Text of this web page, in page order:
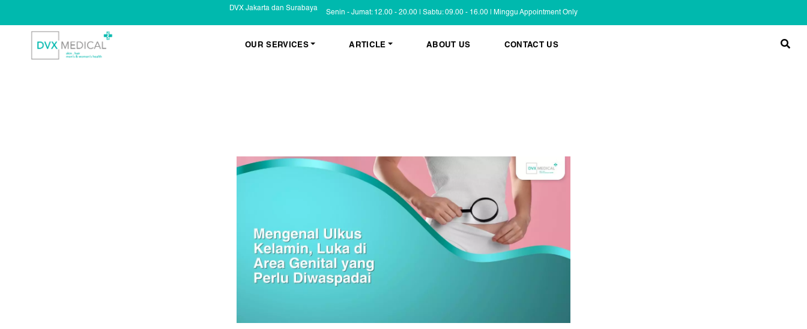
DVX Jakarta dan Surabaya
Senin - Jumat: 12.00 - 20.00 | Sabtu: 09.00 - 16.00 | Minggu Appointment Only
OUR SERVICES
Eczema
Masalah Kulit Lain
Infeksi
Keluhan Kulit
Non Infeksi
ARTICLE
Informasi Umum
Tips dan Trik
Cerita Pasien
ABOUT US CONTACT US